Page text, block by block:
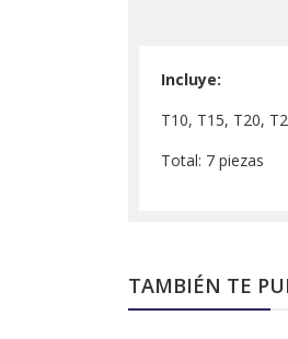
Incluye:
T10, T15, T20,
Total: 7 piezas
TAMBIÉN TE